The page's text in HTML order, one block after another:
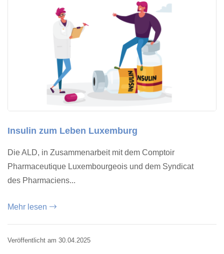
Insulin zum Leben Luxemburg
Die ALD, in Zusammenarbeit mit dem Comptoir
Pharmaceutique Luxembourgeois und dem Syndicat
des Pharmaciens...
Mehr lesen
Veröffentlicht am 30.04.2025